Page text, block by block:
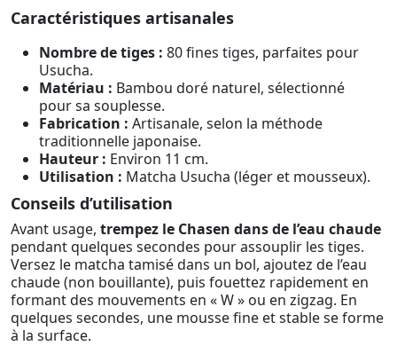
Caractéristiques artisanales
Nombre de tiges : 80 fines tiges, parfaites pour
Usucha.
Matériau : Bambou doré naturel, sélectionné
pour sa souplesse.
Fabrication : Artisanale, selon la méthode
traditionnelle japonaise.
Hauteur : Environ 11 cm.
Utilisation : Matcha Usucha (léger et mousseux).
Conseils d’utilisation
Avant usage, trempez le Chasen dans de l’eau chaude
pendant quelques secondes pour assouplir les tiges.
Versez le matcha tamisé dans un bol, ajoutez de l’eau
chaude (non bouillante), puis fouettez rapidement en
formant des mouvements en « W » ou en zigzag. En
quelques secondes, une mousse fine et stable se forme
à la surface.